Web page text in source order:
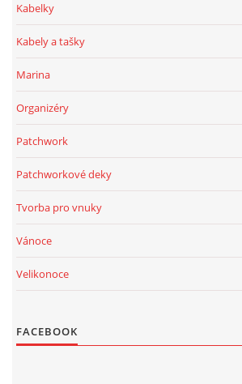
Kabelky
Kabely a tašky
Marina
Organizéry
Patchwork
Patchworkové deky
Tvorba pro vnuky
Vánoce
Velikonoce
FACEBOOK